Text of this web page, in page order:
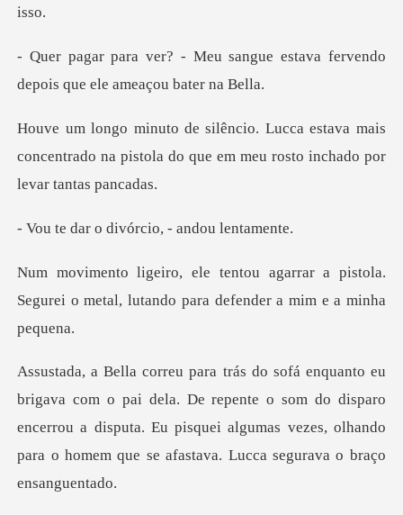
angue estava fervendo
depois q
tava mais
concentrado na pistola do que em
divórcio, - a
rar a pistola.
Segurei o metal, lutand
la. De repente o som do disparo
encerrou a disputa. Eu pisquei algumas vezes